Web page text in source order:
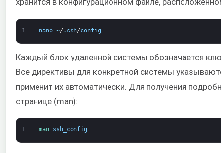
хранится в конфигурационном файле,
1 nano ~/ . ssh/config
Каждый блок удаленной системы обозначается
Все директивы для конкретной системы
применит их автоматически. Для получения
странице (man):
1 man ssh_config